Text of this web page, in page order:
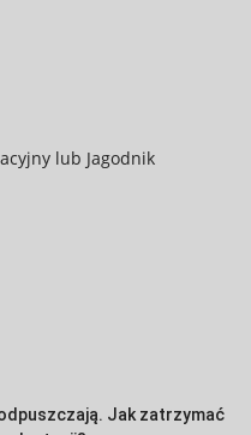
lub Jagodnik
Jak zatrzymać